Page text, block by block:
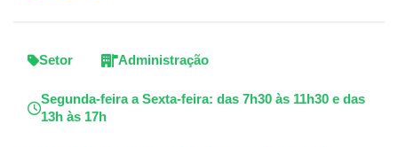
Setor Administração
Segunda-feira a Sexta-feira: das 7h30 às 11h30 e das
13h às 17h